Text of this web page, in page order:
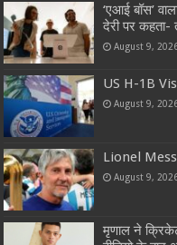
‘एआई बॉस’
देरी पर कहता-
August 9,
US H-1B
August 9,
Lionel
August 9,
मृणाल ने